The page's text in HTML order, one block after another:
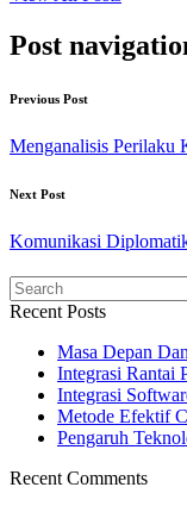
Post
Previous Post
Menganalisis Perilaku
Next Post
Komunikasi
Recent Posts
Masa Depan
Integrasi Rantai
Integrasi
Metode Efektif
Pengaruh
Recent Comments